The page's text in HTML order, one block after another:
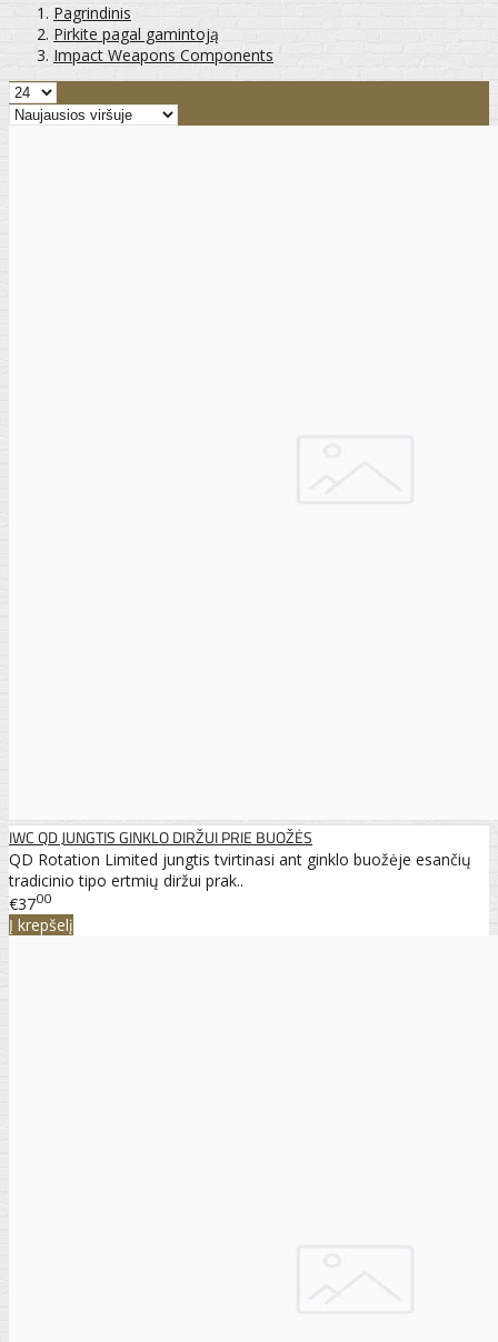
Pagrindinis
Pirkite pagal gamintoją
Impact Weapons Components
IWC QD JUNGTIS GINKLO DIRŽUI PRIE BUOŽĖS
QD Rotation Limited jungtis tvirtinasi ant ginklo buožėje esančių
tradicinio tipo ertmių diržui prak..
€3700
Į krepšelį